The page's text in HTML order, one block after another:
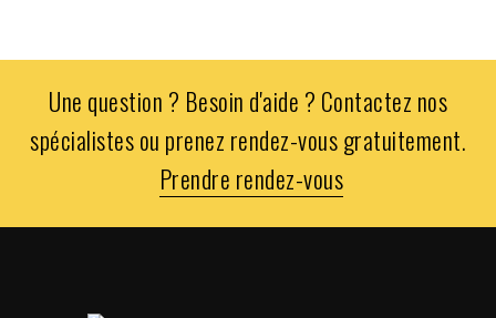
Une question ? Besoin d'aide ? Contactez nos
spécialistes ou prenez rendez-vous gratuitement.
Prendre rendez-vous